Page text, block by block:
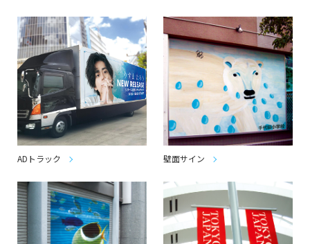
ADトラック 壁面サイン